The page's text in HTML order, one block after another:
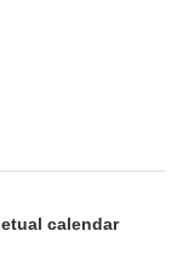
calendar